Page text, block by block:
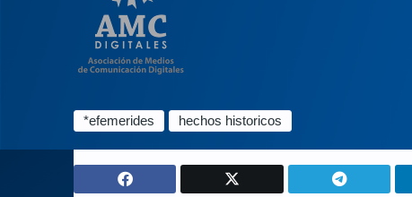
*efemerides hechos historicos